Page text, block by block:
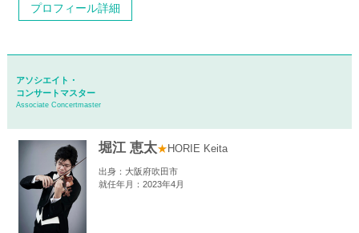
プロフィール詳細
アソシエイト・
コンサートマスター
Associate Concertmaster
堀江 恵太★HORIE Keita
出身：大阪府吹田市
就任年月：2023年4月